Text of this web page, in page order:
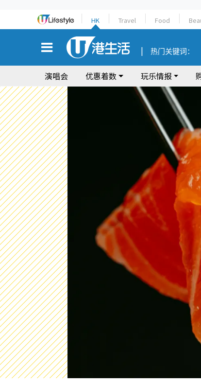
HK Travel Food
热门关键词：
演唱会 优惠着数 玩乐情报